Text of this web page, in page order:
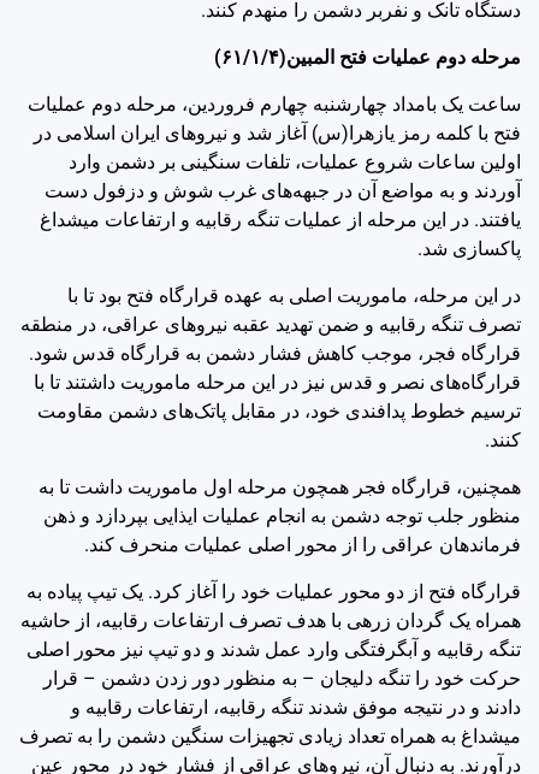
دستگاه تانک و نفربر دشمن را منهدم کنند.
مرحله دوم عملیات فتح المبین(۶۱/۱/۴)
ساعت یک بامداد چهارشنبه چهارم فروردین، مرحله دوم عملیات
فتح با کلمه رمز یازهرا(س) آغاز شد و نیروهای ایران اسلامی در
اولین ساعات شروع عملیات، تلفات سنگینی بر دشمن وارد
آوردند و به مواضع آن در جبهه‌های غرب شوش و دزفول دست
یافتند. در این مرحله از عملیات تنگه رقابیه و ارتفاعات میشداغ
پاکسازی شد.
در این مرحله، ماموریت اصلی به عهده قرارگاه فتح بود تا با
تصرف تنگه رقابیه و ضمن تهدید عقبه نیروهای عراقی، در منطقه
قرارگاه فجر، موجب کاهش فشار دشمن به قرارگاه قدس شود.
قرارگاه‌های نصر و قدس نیز در این مرحله ماموریت داشتند تا با
ترسیم خطوط پدافندی خود، در مقابل پاتک‌های دشمن مقاومت
کنند.
همچنین، قرارگاه فجر همچون مرحله اول ماموریت داشت تا به
منظور جلب توجه دشمن به انجام عملیات ایذایی بپردازد و ذهن
فرماندهان عراقی را از محور اصلی عملیات منحرف کند.
قرارگاه فتح از دو محور عملیات خود را آغاز کرد. یک تیپ پیاده به
همراه یک گردان زرهی با هدف تصرف ارتفاعات رقابیه، از حاشیه
تنگه رقابیه و آبگرفتگی وارد عمل شدند و دو تیپ نیز محور اصلی
حرکت خود را تنگه دلیجان – به منظور دور زدن دشمن – قرار
دادند و در نتیجه موفق شدند تنگه رقابیه، ارتفاعات رقابیه و
میشداغ به همراه تعداد زیادی تجهیزات سنگین دشمن را به تصرف
درآورند. به دنبال آن، نیروهای عراقی از فشار خود در محور عین